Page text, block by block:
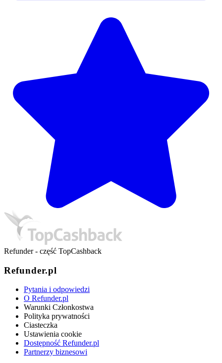
Refunder - część TopCashback
Refunder.pl
Pytania i odpowiedzi
O Refunder.pl
Warunki Członkostwa
Polityka prywatności
Ciasteczka
Ustawienia cookie
Dostępność Refunder.pl
Partnerzy biznesowi